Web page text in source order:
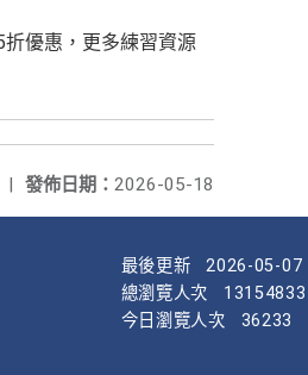
折優惠，更多練習資源
發佈日期： 2026-05-18
|
最後更新
2026-05-07
總瀏覽人次
13154833
今日瀏覽人次
36233